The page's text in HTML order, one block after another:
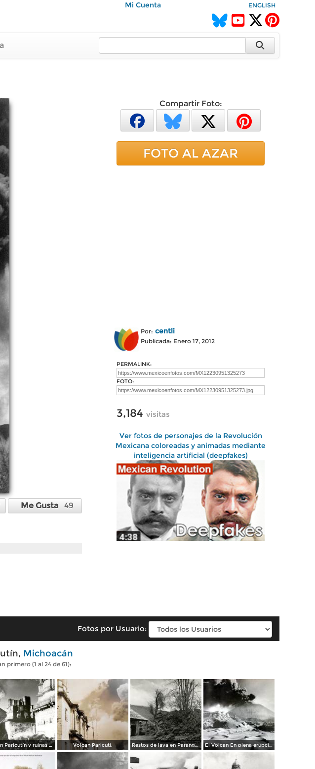
Mi Cuenta ENGLISH
Me Gusta 49
Compartir Foto:
FOTO AL AZAR
Por: centli
Publicada: Enero 17, 2012
PERMALINK:
FOTO:
3,184 visitas
Ver fotos de personajes de la Revolución
Mexicana coloreadas y animadas mediante
inteligencia artificial (deepfakes)
Fotos por Usuario:
Michoacán
primero (1 al 24 de 61):
Volcán Paricutín y ruinas del templo Volcan Paricuti. Restos de lava en Parangaricutiro El Volcan En plena erupcion.